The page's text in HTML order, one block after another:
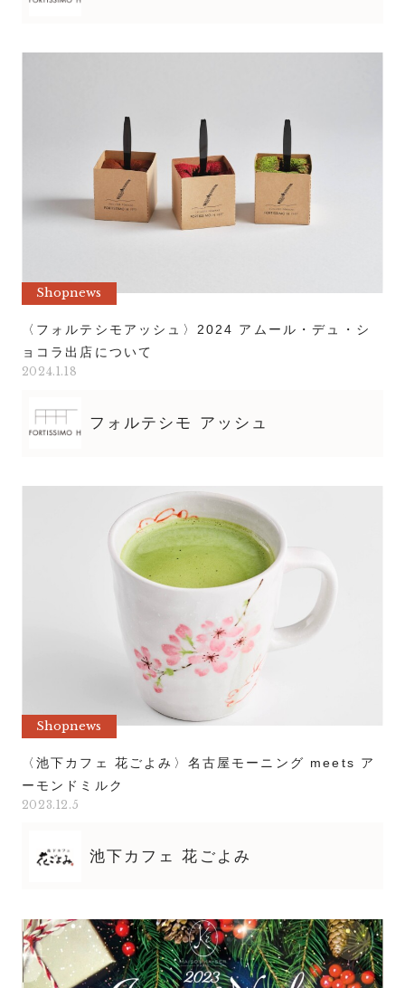
Shopnews
〈フォルテシモアッシュ〉2024 アムール・デュ・シ
ョコラ出店について
2024.1.18
フォルテシモ アッシュ
Shopnews
〈池下カフェ 花ごよみ〉名古屋モーニング meets ア
ーモンドミルク
2023.12.5
池下カフェ 花ごよみ